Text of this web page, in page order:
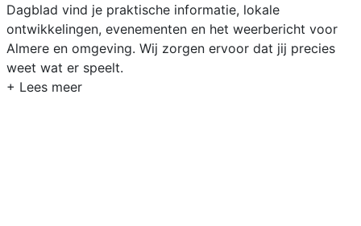
Dagblad vind je praktische informatie, lokale
ontwikkelingen, evenementen en het weerbericht voor
Almere en omgeving. Wij zorgen ervoor dat jij precies
weet wat er speelt.